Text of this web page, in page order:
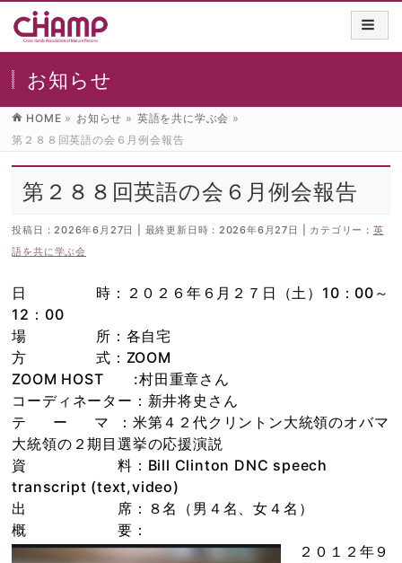
お知らせ
HOME » お知らせ » 英語を共に学ぶ会 »
第２８８回英語の会６月例会報告
第２８８回英語の会６月例会報告
投稿日 : 2026年6月27日 最終更新日時 : 2026年6月27日 カテゴリー : 英
語を共に学ぶ会
日 時：２０２６年６月２７日（土）10：00～
12：00
場 所：各自宅
方 式：ZOOM
ZOOM HOST :村田重章さん
コーディネーター：新井将史さん
テ ー マ ：米第４２代クリントン大統領のオバマ
大統領の２期目選挙の応援演説
資 料：Bill Clinton DNC speech
transcript (text,video)
出 席：８名（男４名、女４名）
概 要：
２０１２年９